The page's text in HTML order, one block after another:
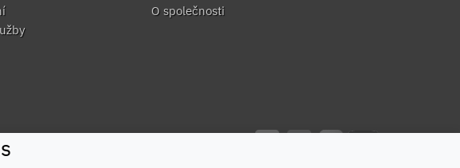
O společnosti